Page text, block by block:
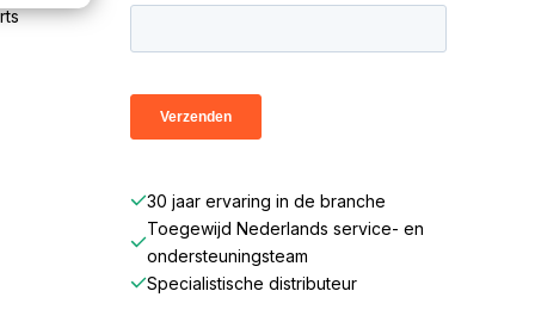
30 jaar ervaring in de branche
Toegewijd Nederlands service- en
ondersteuningsteam
Specialistische distributeur